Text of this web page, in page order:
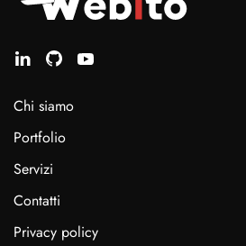
Chi siamo
Portfolio
Servizi
Contatti
Privacy policy